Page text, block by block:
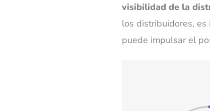
visibilidad de la
los distribuidores, es
puede impulsar el